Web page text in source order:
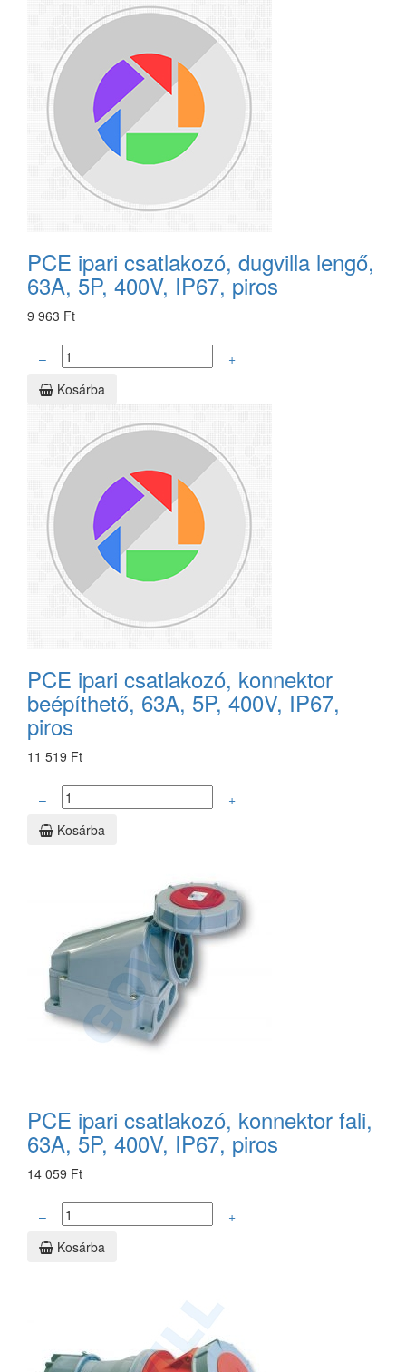
PCE ipari csatlakozó, dugvilla lengő,
63A, 5P, 400V, IP67, piros
9 963 Ft
–
+
Kosárba
PCE ipari csatlakozó, konnektor
beépíthető, 63A, 5P, 400V, IP67,
piros
11 519 Ft
–
+
Kosárba
PCE ipari csatlakozó, konnektor fali,
63A, 5P, 400V, IP67, piros
14 059 Ft
–
+
Kosárba